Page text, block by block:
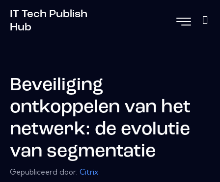
IT Tech Publish
Hub
Beveiliging
ontkoppelen van het
netwerk: de evolutie
van segmentatie
Gepubliceerd door: Citrix